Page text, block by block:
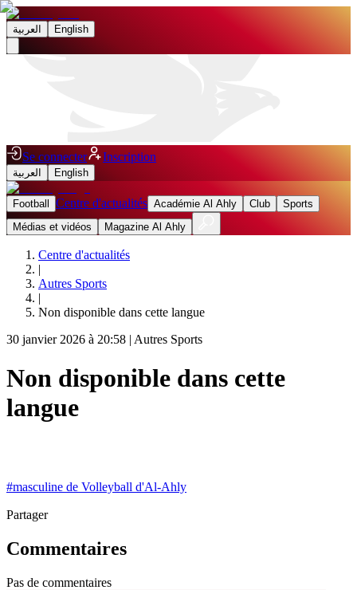
العربية English
Se connecter Inscription
العربية English
Football Centre d'actualités Académie Al Ahly Club
Sports
Médias et vidéos
Magazine Al Ahly
Centre d'actualités
|
Autres Sports
|
Non disponible dans cette langue
30 janvier 2026 à 20:58 | Autres Sports
Non disponible dans cette
langue
#masculine de Volleyball d'Al-Ahly
Partager
Commentaires
Pas de commentaires